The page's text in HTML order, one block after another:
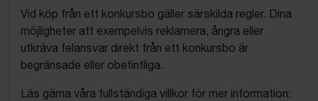
Vid köp från ett konkursbo gäller särskilda regler. Dina
möjligheter att exempelvis reklamera, ångra eller
utkräva felansvar direkt från ett konkursbo är
begränsade eller obefintliga.
Läs gärna våra fullständiga villkor för mer information: